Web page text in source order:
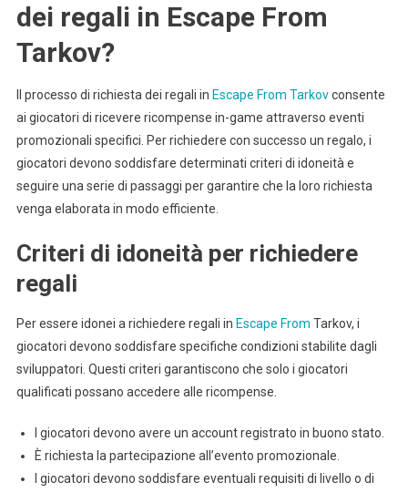
dei regali in Escape From
Tarkov?
Il processo di richiesta dei regali in Escape From Tarkovconsente
ai giocatori di ricevere ricompense in-game attraverso eventi
promozionali specifici. Per richiedere con successo un regalo, i
giocatori devono soddisfare determinati criteri di idoneità e
seguire una serie di passaggi per garantire che la loro richiesta
venga elaborata in modo efficiente.
Criteri di idoneità per richiedere
regali
Per essere idonei a richiedere regali in Escape From Tarkov, i
giocatori devono soddisfare specifiche condizioni stabilite dagli
sviluppatori. Questi criteri garantiscono che solo i giocatori
qualificati possano accedere alle ricompense.
I giocatori devono avere un account registrato in buono stato.
È richiesta la partecipazione all’evento promozionale.
I giocatori devono soddisfare eventuali requisiti di livello o di